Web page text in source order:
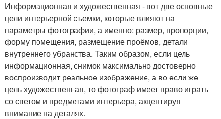
Информационная и художественная - вот две основные
цели интерьерной съемки, которые влияют на
параметры фотографии, а именно: размер, пропорции,
форму помещения, размещение проёмов, детали
внутреннего убранства. Таким образом, если цель
информационная, снимок максимально достоверно
воспроизводит реальное изображение, а во если же
цель художественная, то фотограф имеет право играть
со светом и предметами интерьера, акцентируя
внимание на деталях.